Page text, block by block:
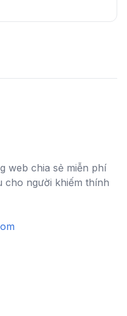
web chia sẻ miễn phí
cho người khiếm thính